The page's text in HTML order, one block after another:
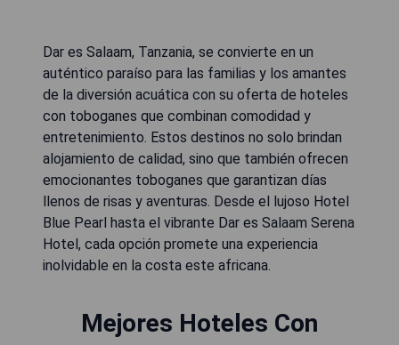
Dar es Salaam, Tanzania, se convierte en un
auténtico paraíso para las familias y los amantes
de la diversión acuática con su oferta de hoteles
con toboganes que combinan comodidad y
entretenimiento. Estos destinos no solo brindan
alojamiento de calidad, sino que también ofrecen
emocionantes toboganes que garantizan días
llenos de risas y aventuras. Desde el lujoso Hotel
Blue Pearl hasta el vibrante Dar es Salaam Serena
Hotel, cada opción promete una experiencia
inolvidable en la costa este africana.
Mejores Hoteles Con